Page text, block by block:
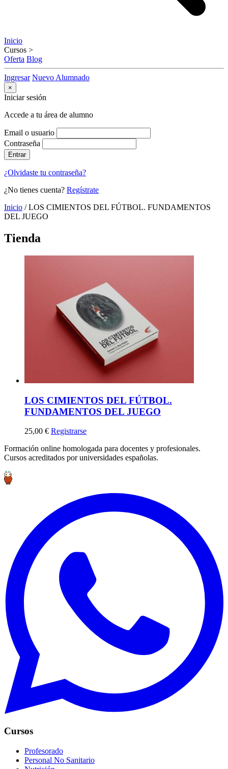
Inicio
Cursos >
Oferta Blog
Ingresar Nuevo Alumnado
×
Iniciar sesión
Accede a tu área de alumno
Email o usuario
Contraseña
Entrar
¿Olvidaste tu contraseña?
¿No tienes cuenta? Regístrate
Inicio /LOS CIMIENTOS DEL FÚTBOL. FUNDAMENTOS
DEL JUEGO
Tienda
LOS CIMIENTOS DEL FÚTBOL.
FUNDAMENTOS DEL JUEGO
25,00 € Registrarse
Formación online homologada para docentes y profesionales.
Cursos acreditados por universidades españolas.
Cursos
Profesorado
Personal No Sanitario